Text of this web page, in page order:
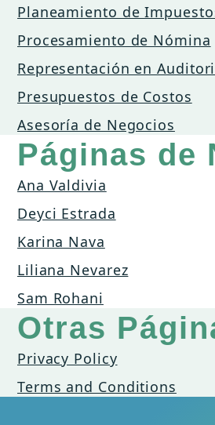
Planeamiento de
Procesamiento de Nómina
Representación en
Presupuestos de Costos
Asesoría de Negocios
Páginas de
Ana Valdivia
Deyci Estrada
Karina Nava
Liliana Nevarez
Sam Rohani
Otras
Privacy Policy
Terms and Conditions